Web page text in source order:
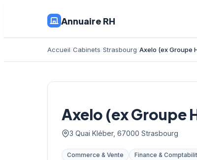
Annuaire RH
Accueil Cabinets Strasbourg Axelo (ex Groupe
Axelo (ex Groupe
3 Quai Kléber, 67000 Strasbourg
Commerce & Vente Finance &